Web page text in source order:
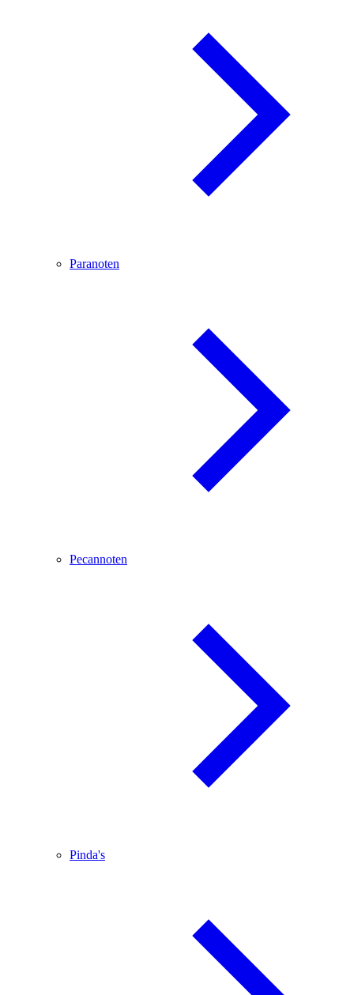
Paranoten
Pecannoten
Pinda's